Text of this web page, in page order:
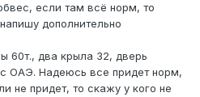
если там всё норм, то
дополнительно
60т., два крыла 32, дверь
ОАЭ. Надеюсь все придет норм,
не придет, то скажу у кого не